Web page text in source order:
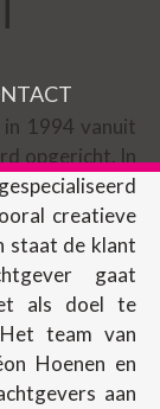
1994 vanuit
opgericht. In
creatieve
staat de klant
gaat
als doel te
team van
Hoenen en
aan